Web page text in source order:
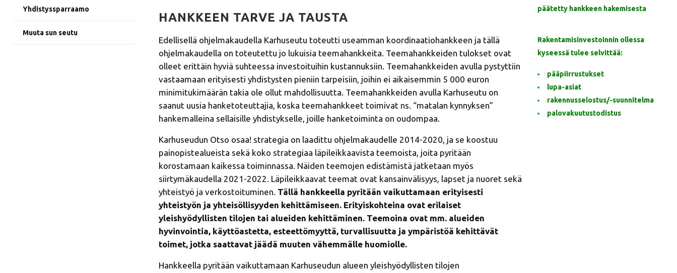
Yhdistyssparraamo
Muuta sun seutu
HANKKEEN TARVE JA TAUSTA
Edellisellä ohjelmakaudella Karhuseutu toteutti useamman koordinaatiohankkeen ja tällä
ohjelmakaudella on toteutettu jo lukuisia teemahankkeita. Teemahankkeiden tulokset ovat
olleet erittäin hyviä suhteessa investoituihin kustannuksiin. Teemahankkeiden avulla pystyttiin
vastaamaan erityisesti yhdistysten pieniin tarpeisiin, joihin ei aikaisemmin 5 000 euron
minimitukimäärän takia ole ollut mahdollisuutta. Teemahankkeiden avulla Karhuseutu on
saanut uusia hanketoteuttajia, koska teemahankkeet toimivat ns. “matalan kynnyksen”
hankemalleina sellaisille yhdistykselle, joille hanketoiminta on oudompaa.
Karhuseudun Otso osaa! strategia on laadittu ohjelmakaudelle 2014­-2020, ja se koostuu
painopistealueista sekä koko strategiaa läpileikkaavista teemoista, joita pyritään
korostamaan kaikessa toiminnassa. Näiden teemojen edistämistä jatketaan myös
siirtymäkaudella 2021-2022. Läpileikkaavat teemat ovat kansainvälisyys, lapset ja nuoret sekä
yhteistyö ja verkostoituminen. Tällä hankkeella pyritään vaikuttamaan erityisesti
yhteistyön ja yhteisöllisyyden kehittämiseen. Erityiskohteina ovat erilaiset
yleishyödyllisten tilojen tai alueiden kehittäminen. Teemoina ovat mm. alueiden
hyvinvointia, käyttöastetta, esteettömyyttä, turvallisuutta ja ympäristöä kehittävät
toimet, jotka saattavat jäädä muuten vähemmälle huomiolle.
Hankkeella pyritään vaikuttamaan Karhuseudun alueen yleishyödyllisten tilojen
päätetty hankkeen hakemisesta
Rakentamisinvestoinnin ollessa
kyseessä tulee selvittää:
pääpiirrustukset
lupa-asiat
rakennusselostus/-suunnitelma
palovakuutustodistus